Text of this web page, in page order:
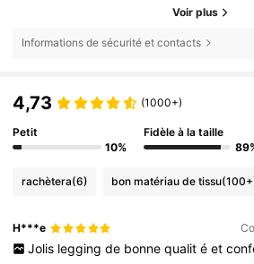
Voir plus
Informations de sécurité et contacts
4,73 (1000+)
Petit
10%
Fidèle à la taille
rachètera(6) bon matériau de tissu
H***e
Jolis legging de bonne qualit é et